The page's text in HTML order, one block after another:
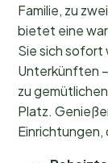
Familie, zu
bietet eine
Sie sich sofort
Unterkünften
zu
Platz.
Einrichtungen,